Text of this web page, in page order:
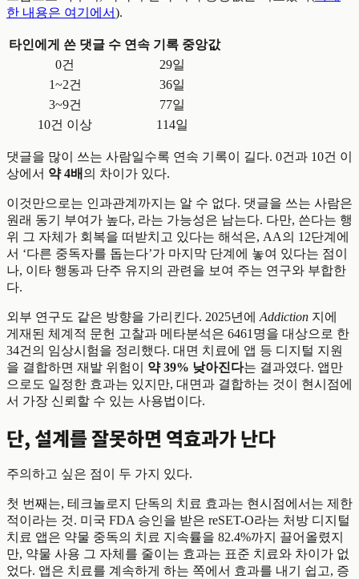
한 내용은 여기에서).
타인에게 쓴 댓글 수 연속 기록 중앙값
0건
29일
1~2건
36일
3~9건
77일
10건 이상
114일
댓글을 많이 쓰는 사람일수록 연속 기록이 길다. 0건과 10건 이
상에서 약 4배 의 차이가 있다.
이것만으로는 인과관계까지는 알 수 없다. 댓글을 쓰는 사람은
원래 동기 부여가 높다, 라는 가능성은 남는다. 다만, 쓴다는 행
위 그 자체가 회복을 떠받치고 있다는 해석은, AA의 12단계에
서 ‘다른 중독자를 돕는다’가 마지막 단계에 놓여 있다는 점이
나, 이타 행동과 단주 유지의 관련을 보여 주는 연구와 부합한
다.
외부 연구도 같은 방향을 가리킨다. 2025년에 Addiction 지에
게재된 체계적 문헌 고찰과 메타분석은 6461명을 대상으로 한
34건의 임상시험을 정리했다. 대면 치료에 앱 등 디지털 지원
을 결합하면 재발 위험이 약 39% 낮아진다는 결과였다. 앱만
으로도 일정한 효과는 있지만, 대면과 결합하는 것이 현시점에
서 가장 신뢰할 수 있는 사용법이다.
단, 설계를 잘못하면 역효과가 난다
주의하고 싶은 점이 두 가지 있다.
첫 번째는, 테크놀로지 단독의 치료 효과는 현시점에서는 제한
적이라는 것. 미국 FDA 승인을 받은 reSET-O라는 처방 디지털
치료 앱은 약물 중독의 치료 지속률을 82.4%까지 끌어올렸지
만, 약물 사용 그 자체를 줄이는 효과는 표준 치료와 차이가 없
었다. 앱은 치료를 계속하게 하는 쪽에서 효과를 내기 쉽고, 증